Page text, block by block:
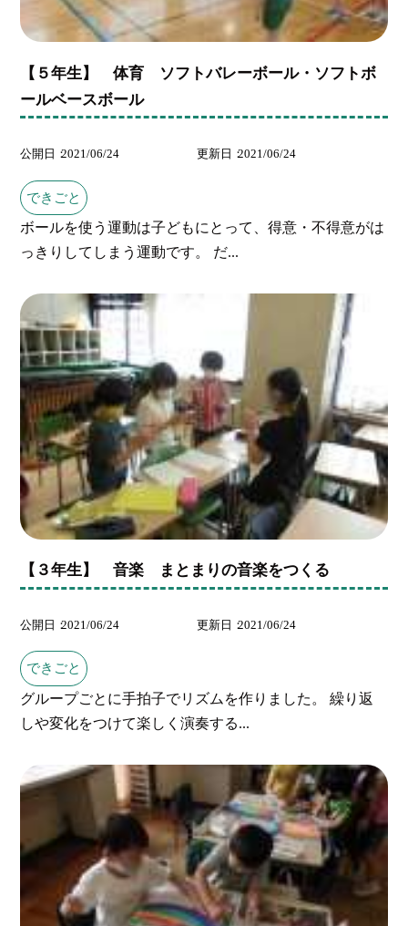
【５年生】 体育 ソフトバレーボール・ソフトボ
ールベースボール
公開日 2021/06/24 更新日 2021/06/24
できごと
ボールを使う運動は子どもにとって、得意・不得意がは
っきりしてしまう運動です。 だ...
【３年生】 音楽 まとまりの音楽をつくる
公開日 2021/06/24 更新日 2021/06/24
できごと
グループごとに手拍子でリズムを作りました。 繰り返
しや変化をつけて楽しく演奏する...